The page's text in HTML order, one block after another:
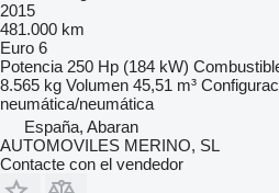
2015
481.000 km
Euro 6
Potencia 250 Hp (184 kW)
8.565 kg Volumen 45,51 m³
neumática/neumática
España, Abaran
AUTOMOVILES MERINO, SL
Contacte con el vendedor